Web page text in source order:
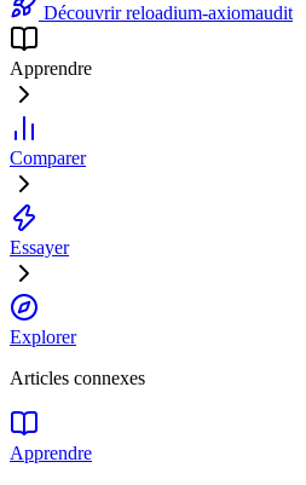
Découvrir reloadium-axiomaudit
Apprendre
Comparer
Essayer
Explorer
Articles connexes
Apprendre